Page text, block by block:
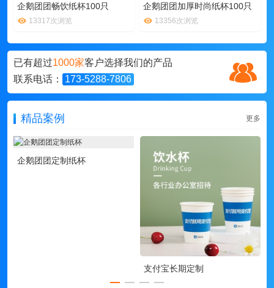
企鹅团团畅饮纸杯100只
13317次浏览
企鹅团团加厚时尚纸杯100只
13356次浏览
已有超过1000家客户选择我们的产品
联系电话：
173-5288-7806
精品案例 更多
企鹅团团定制纸杯
支付宝长期定制